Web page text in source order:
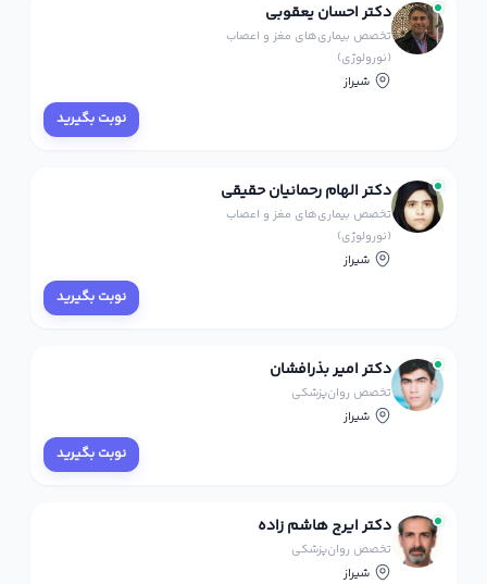
دکتر احسان یعقوبی
تخصص بیماری‌های مغز و اعصاب
(نورولوژی)
شیراز
نوبت بگیرید
دکتر الهام رحمانیان حقیقی
تخصص بیماری‌های مغز و اعصاب
(نورولوژی)
شیراز
نوبت بگیرید
دکتر امیر بذرافشان
تخصص روان‌پزشکی
شیراز
نوبت بگیرید
دکتر ایرج هاشم زاده
تخصص روان‌پزشکی
شیراز